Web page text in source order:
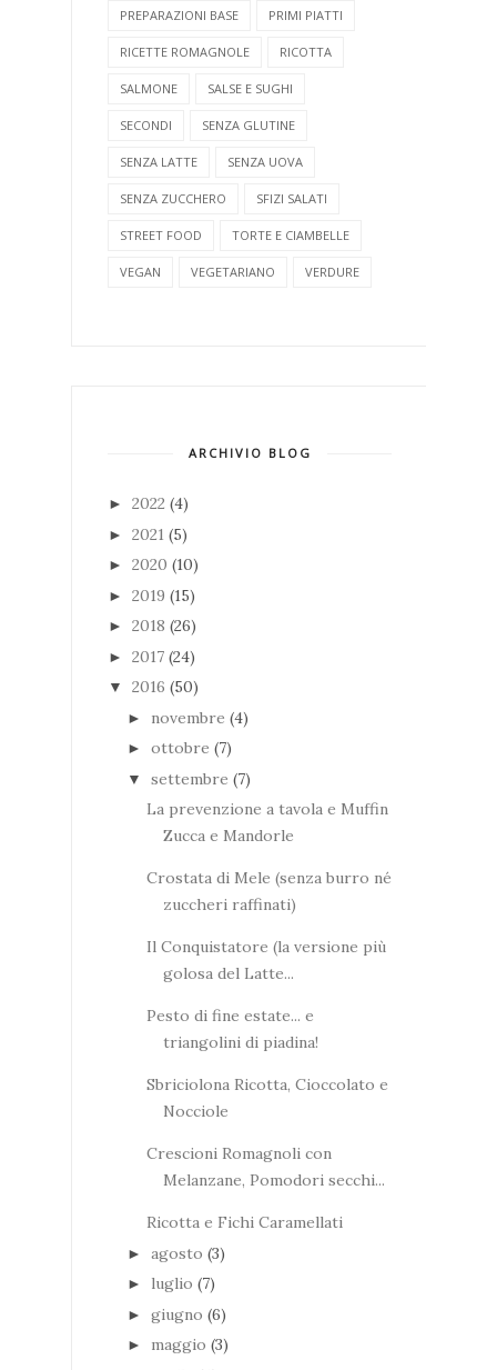
PREPARAZIONI BASE PRIMI PIATTI
RICETTE ROMAGNOLE RICOTTA
SALMONE SALSE E SUGHI
SECONDI SENZA GLUTINE
SENZA LATTE SENZA UOVA
SENZA ZUCCHERO SFIZI SALATI
STREET FOOD TORTE E CIAMBELLE
VEGAN VEGETARIANO VERDURE
ARCHIVIO BLOG
► 2022 (4)
► 2021 (5)
► 2020 (10)
► 2019 (15)
► 2018 (26)
► 2017 (24)
▼ 2016 (50)
► novembre (4)
► ottobre (7)
▼ settembre (7)
La prevenzione a tavola e Muffin
Zucca e Mandorle
Crostata di Mele (senza burro né
zuccheri raffinati)
Il Conquistatore (la versione più
golosa del Latte...
Pesto di fine estate... e
triangolini di piadina!
Sbriciolona Ricotta, Cioccolato e
Nocciole
Crescioni Romagnoli con
Melanzane, Pomodori secchi...
Ricotta e Fichi Caramellati
► agosto (3)
► luglio (7)
► giugno (6)
► maggio (3)